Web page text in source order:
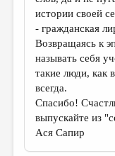
истории своей
- гражданская
Возвращаясь к
называть себя
такие люди, как
всегда.
Спасибо!
выпускайте из
Ася Сапир